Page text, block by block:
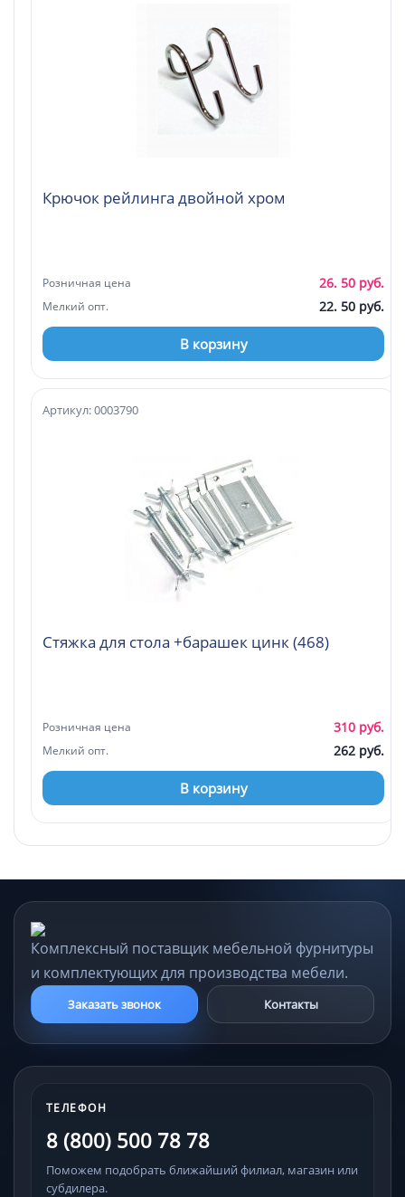
Крючок рейлинга двойной хром
Розничная цена 26. 50 руб.
Мелкий опт. 22. 50 руб.
В корзину
Стяжка для стола +барашек цинк (468)
Артикул: 0003790
Розничная цена 310 руб.
Мелкий опт. 262 руб.
В корзину
Комплексный поставщик мебельной фурнитуры
и комплектующих для производства мебели.
Заказать звонок Контакты
ТЕЛЕФОН
8 (800) 500 78 78
Поможем подобрать ближайший филиал, магазин или
субдилера.